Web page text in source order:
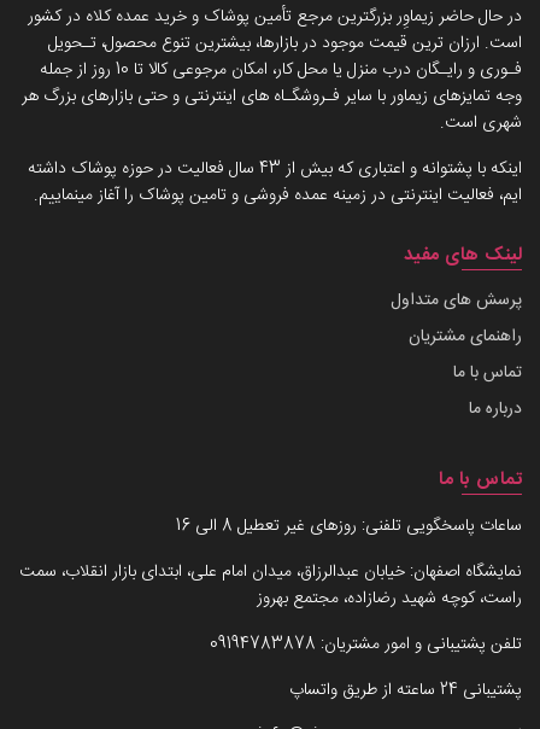
در حال حاضر زیماوِر بزرگترین مرجع تأمین پوشاک و خرید عمده کلاه در کشور
است. ارزان ترین قیمت موجود در بازارها، بیشترین تنوع محصول، تـحویل
فـوری و رایـگان درب منزل یا محل کار، امکان مرجوعی کالا تا 10 روز از جمله
وجه تمایزهای زیماور با سایر فـروشگـاه های اینترنتی و حتی بازارهای بزرگ هر
شهری است.
اینکه با پشتوانه و اعتباری که بیش از 43 سال فعالیت در حوزه پوشاک داشته
ایم، فعالیت اینترنتی در زمینه عمده فروشی و تامین پوشاک را آغاز مینماییم.
لینک های مفید
پرسش های متداول
راهنمای مشتریان
تماس با ما
درباره ما
تماس با ما
ساعات پاسخگویی تلفنی: روزهای غیر تعطیل 8 الی 16
نمایشگاه اصفهان: خیابان عبدالرزاق، میدان امام علی، ابتدای بازار انقلاب، سمت
راست، کوچه شهید رضازاده، مجتمع بهروز
تلفن پشتیبانی و امور مشتریان: 09194783878
پشتیبانی 24 ساعته از طریق واتساپ